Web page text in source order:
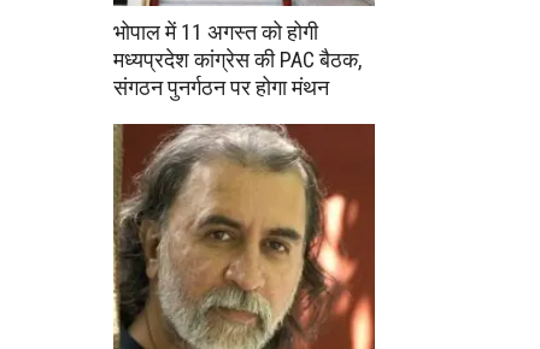
भोपाल में 11 अगस्त को होगी
मध्यप्रदेश कांग्रेस की PAC बैठक,
संगठन पुनर्गठन पर होगा मंथन